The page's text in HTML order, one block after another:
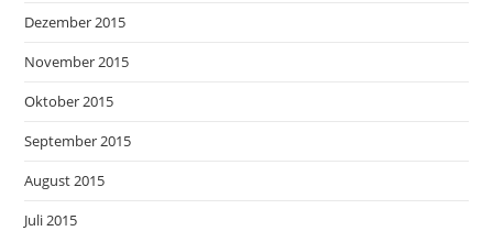
Dezember 2015
November 2015
Oktober 2015
September 2015
August 2015
Juli 2015